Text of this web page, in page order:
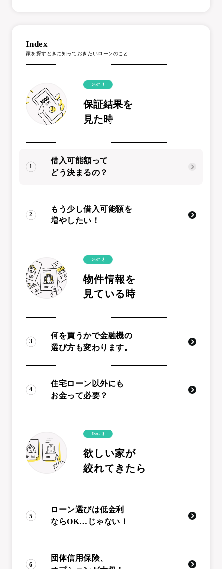
Index
家を探すときに知っておきたいローンのこと
保証結果を
見た時
借入可能額って
どう決まるの？
もう少し借入可能額を
増やしたい！
物件情報を
見ている時
何を買うかで金融機の
選び方も変わります。
住宅ローン以外にも
お金って必要？
欲しい家が
絞れてきたら
ローン選びは低金利
ならOK…じゃない！
団体信用保険、